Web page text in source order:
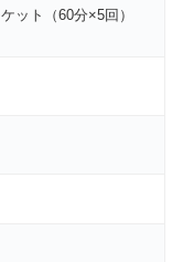
ット（60分×5回）